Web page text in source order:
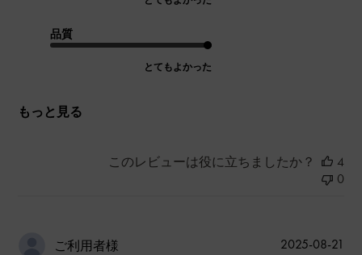
品質
とてもよかった
もっと見る
このレビューは役に立ちましたか？
4
0
ご利用者様 2025-08-21